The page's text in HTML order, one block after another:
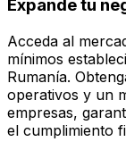
Expande tu
Acceda al
mínimos
Rumanía.
operativos y un
empresas,
el cumplimiento